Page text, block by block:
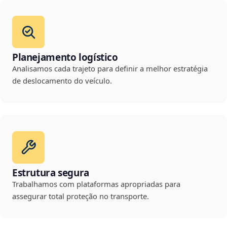
Planejamento logístico
Analisamos cada trajeto para definir a melhor estratégia
de deslocamento do veículo.
Estrutura segura
Trabalhamos com plataformas apropriadas para
assegurar total proteção no transporte.